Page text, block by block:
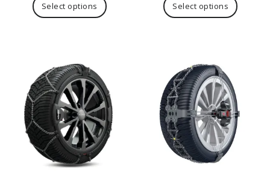
Select options Select options